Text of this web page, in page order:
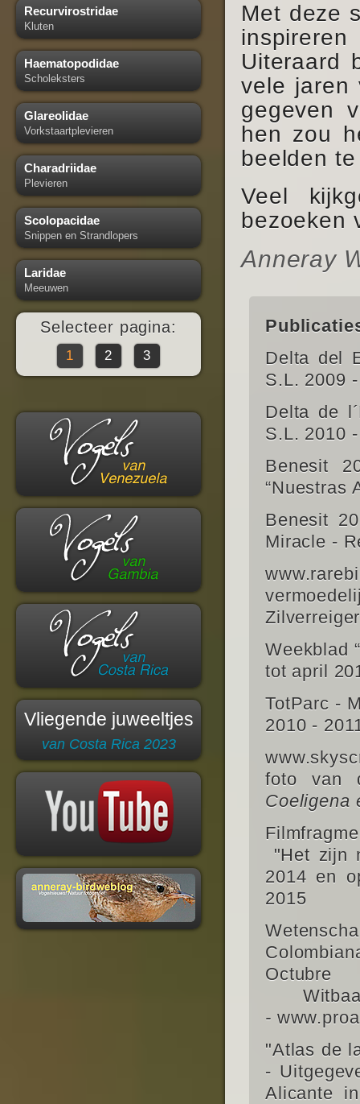
Recurvirostridae
Kluten
Haematopodidae
Scholeksters
Glareolidae
Vorkstaartplevieren
Charadriidae
Plevieren
Scolopacidae
Snippen en Strandlopers
Laridae
Meeuwen
Selecteer pagina:
1 2 3
Vliegende juweeltjes
van Costa Rica 2023
Met deze
Uiteraard
vele jaren
gegeven
hen zou
beelden
Veel
bezoeken
Anneray
Delta del
S.L. 2009
Delta de
S.L. 2010
Benesit
“Nuestras
Benesit
Miracle -
Weekblad
tot april
TotParc -
2010 -
foto van
Coeligena
"Het zijn
2014 en
2015
-
"Atlas de
-
Alicante